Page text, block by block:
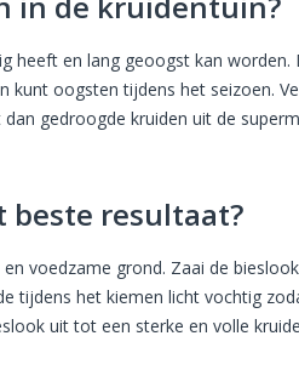
heeft en lang geoogst kan
oogsten tijdens het seizoen.
gedroogde kruiden uit de
beste resultaat?
voedzame grond. Zaai de
tijdens het kiemen licht vochtig
uit tot een sterke en volle